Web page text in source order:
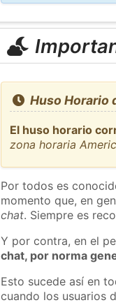
Huso Horario
El huso horario
zona horaria
Por todos es
momento que, en
chat. Siempre es
Y por contra, en el
chat, por norma
Esto sucede así en
cuando los usuarios